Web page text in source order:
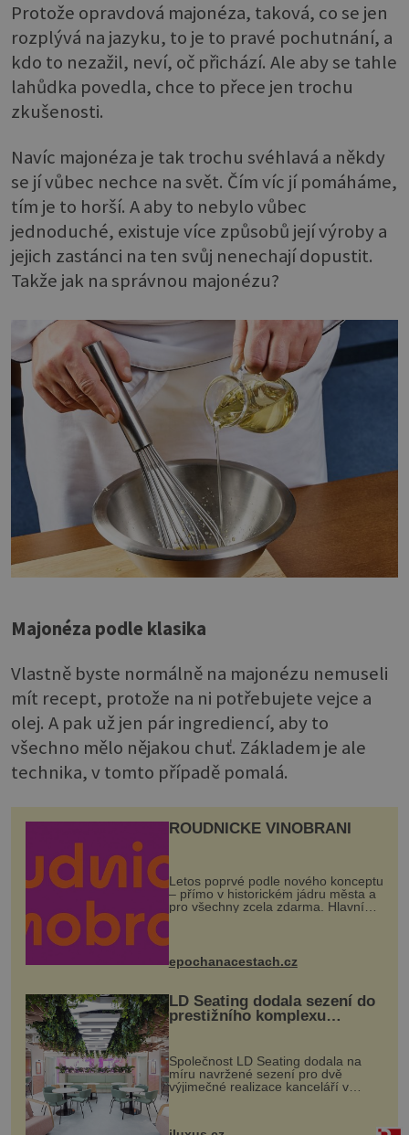
Protože opravdová majonéza, taková, co se jen
rozplývá na jazyku, to je to pravé pochutnání, a
kdo to nezažil, neví, oč přichází. Ale aby se tahle
lahůdka povedla, chce to přece jen trochu
zkušenosti.
Navíc majonéza je tak trochu svéhlavá a někdy
se jí vůbec nechce na svět. Čím víc jí pomáháme,
tím je to horší. A aby to nebylo vůbec
jednoduché, existuje více způsobů její výroby a
jejich zastánci na ten svůj nenechají dopustit.
Takže jak na správnou majonézu?
Majonéza podle klasika
Vlastně byste normálně na majonézu nemuseli
mít recept, protože na ni potřebujete vejce a
olej. A pak už jen pár ingrediencí, aby to
všechno mělo nějakou chuť. Základem je ale
technika, v tomto případě pomalá.
ROUDNICKÉ VINOBRANÍ
Letos poprvé podle nového konceptu
– přímo v historickém jádru města a
pro všechny zcela zdarma. Hlavní
program se odehraje na Karlově a
mohou těšit na víno, burčák, pes...
epochanacestach.cz
LD Seating dodala sezení do
prestižního komplexu
MediaCityUK v Salfordu
Společnost LD Seating dodala na
míru navržené sezení pro dvě
výjimečné realizace kanceláří v
areálu MediaCityUK v anglickém